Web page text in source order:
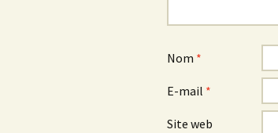
Nom *
E-mail *
Site web